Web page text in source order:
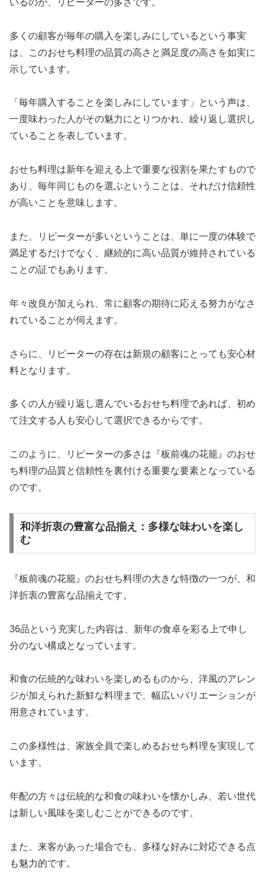
多くの顧客が毎年の購入を楽しみにしているという事実
は、このおせち料理の品質の高さと満足度の高さを如実に
示しています。
「毎年購入することを楽しみにしています」という声は、
一度味わった人がその魅力にとりつかれ、繰り返し選択し
ていることを表しています。
おせち料理は新年を迎える上で重要な役割を果たすもので
あり、毎年同じものを選ぶということは、それだけ信頼性
が高いことを意味します。
また、リピーターが多いということは、単に一度の体験で
満足するだけでなく、継続的に高い品質が維持されている
ことの証でもあります。
年々改良が加えられ、常に顧客の期待に応える努力がなさ
れていることが伺えます。
さらに、リピーターの存在は新規の顧客にとっても安心材
料となります。
多くの人が繰り返し選んでいるおせち料理であれば、初め
て注文する人も安心して選択できるからです。
このように、リピーターの多さは『板前魂の花籠』のおせ
ち料理の品質と信頼性を裏付ける重要な要素となっている
のです。
和洋折衷の豊富な品揃え：多様な味わいを楽し
む
『板前魂の花籠』のおせち料理の大きな特徴の一つが、和
洋折衷の豊富な品揃えです。
36品という充実した内容は、新年の食卓を彩る上で申し
分のない構成となっています。
和食の伝統的な味わいを楽しめるものから、洋風のアレン
ジが加えられた新鮮な料理まで、幅広いバリエーションが
用意されています。
この多様性は、家族全員で楽しめるおせち料理を実現して
います。
年配の方々は伝統的な和食の味わいを懐かしみ、若い世代
は新しい風味を楽しむことができるのです。
また、来客があった場合でも、多様な好みに対応できる点
も魅力的です。